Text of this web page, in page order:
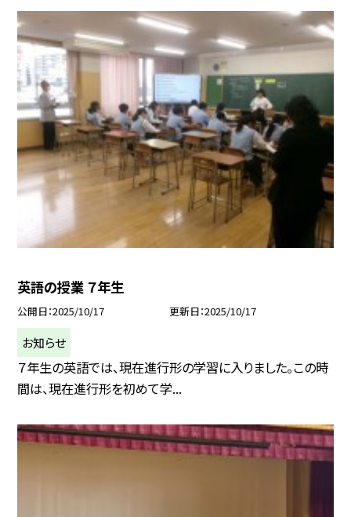
英語の授業 ７年生
公開日 2025/10/17 更新日 2025/10/17
お知らせ
７年生の英語では、現在進行形の学習に入りました。この時
間は、現在進行形を初めて学...